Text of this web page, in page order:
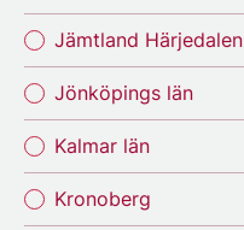
Jämtland Härjedalen
Jönköpings län
Kalmar län
Kronoberg